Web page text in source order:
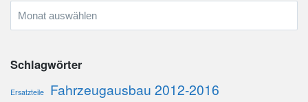
Archiv
Schlagwörter
Ersatzteile Fahrzeugausbau 2012-2016